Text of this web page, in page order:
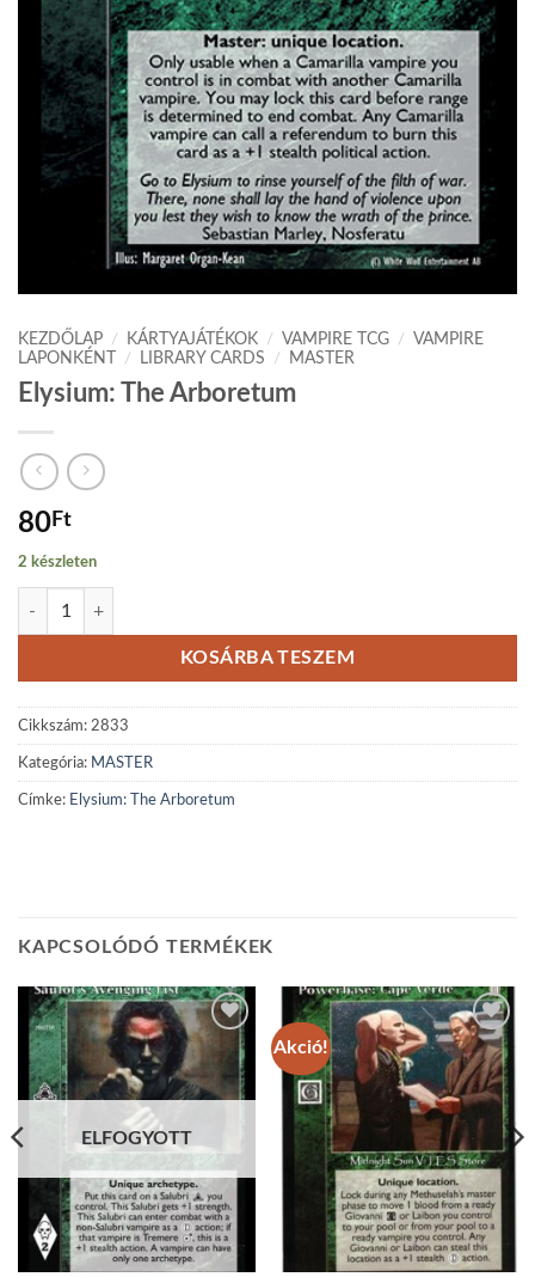
KEZDŐLAP / KÁRTYAJÁTÉKOK / VAMPIRE TCG /
VAMPIRE
LAPONKÉNT
/ LIBRARY CARDS / MASTER
Elysium: The Arboretum
80Ft
2 készleten
Elysium: The Arboretum mennyiség
KOSÁRBA TESZEM
Cikkszám: 2833
Kategória: MASTER
Címke: Elysium: The Arboretum
KAPCSOLÓDÓ TERMÉKEK
Add to
wishlist
ELFOGYOTT
Akció!
Add to
wishlist